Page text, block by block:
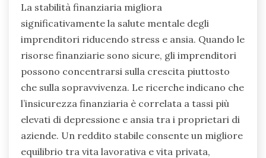
La stabilità finanziaria migliora
significativamente la salute mentale degli
imprenditori riducendo stress e ansia. Quando le
risorse finanziarie sono sicure, gli imprenditori
possono concentrarsi sulla crescita piuttosto
che sulla sopravvivenza. Le ricerche indicano che
l’insicurezza finanziaria è correlata a tassi più
elevati di depressione e ansia tra i proprietari di
aziende. Un reddito stabile consente un migliore
equilibrio tra vita lavorativa e vita privata,